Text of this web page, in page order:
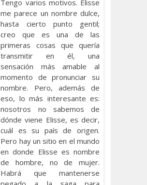
Tengo varios motivos. Elisse
me parece un nombre dulce,
hasta cierto punto gentil;
creo que es una de las
primeras cosas que quería
transmitir en él, una
sensación más amable al
momento de pronunciar su
nombre. Pero, además de
eso, lo más interesante es:
nosotros no sabemos de
dónde viene Elisse, es decir,
cuál es su país de origen.
Pero hay un sitio en el mundo
en donde Elisse es nombre
de hombre, no de mujer.
Habrá que mantenerse